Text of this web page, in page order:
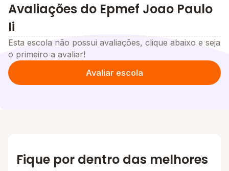
Avaliações do Epmef Joao Paulo
Ii
Esta escola não possui avaliações, clique abaixo e seja
o primeiro a avaliar!
Avaliar escola
Fique por dentro das melhores